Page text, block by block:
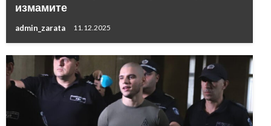
измамите
admin_zarata 11.12.2025